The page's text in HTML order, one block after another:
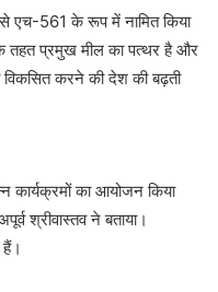
एच-561 के रूप में नामित किया
तहत प्रमुख मील का पत्थर है और
विकसित करने की देश की बढ़ती
कार्यक्रमों का आयोजन किया
श्रीवास्तव ने बताया।